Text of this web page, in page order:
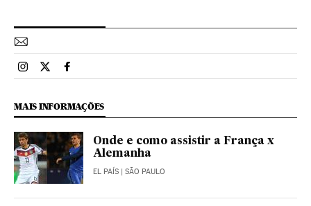
Esportes El País Brasil en Instagram
Esportes El País Brasil en Twitter
Esportes El País Brasil en Facebook
MAIS INFORMAÇÕES
Onde e como assistir a França x
Alemanha
EL PAÍS | SÃO PAULO